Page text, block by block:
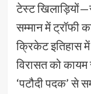
टेस्ट
सम्मान में ट्रॉफी
क्रिकेट इतिहास में
विरासत को
‘पटौदी पदक’ से